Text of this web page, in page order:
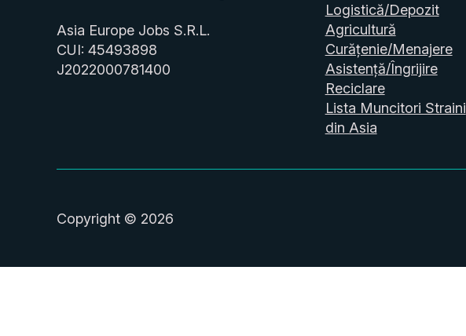
Asia Europe Jobs S.R.L.
CUI: 45493898
J2022000781400
Logistică/Depozit
Agricultură
Curățenie/Menajere
Asistență/Îngrijire
Reciclare
Lista Muncitori Straini
din Asia
Copyright © 2026